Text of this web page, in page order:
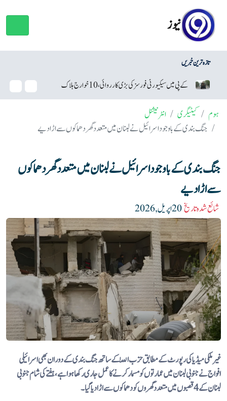
نیوز
تازہ ترین خبریں
فورسز کی بڑی کارروائی، 10 خوارج ہلاک نئے صوبوں کا معاملہ، مراد
ہوم کیٹیگری
انٹرنیشنل
جنگ بندی کے باوجود اسرائیل نے لبنان میں متعدد گھر دھماکوں سے اڑا دیے
جنگ بندی کے باوجود اسرائیل نے لبنان میں متعدد گھر دھماکوں
سے اڑا دیے
شائع شدہ تاریخ
غیر ملکی میڈیا کی رپورٹ کے مطابق حزب اللّٰہ کے ساتھ جنگ بندی کے دوران بھی اسرائیلی
افواج نے جنوبی لبنان میں عمارتوں کو مسمار کرنے کا عمل جاری رکھا ہوا ہے، ہفتے کی شام جنوبی
لبنان کے 4 قصبوں میں متعدد گھروں کو دھماکوں سے اڑا دیا گیا۔